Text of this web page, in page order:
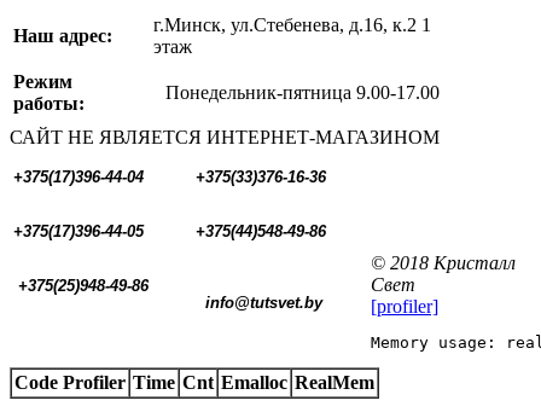
Наш адрес:
г.Минск, ул.Стебенева, д.16, к.2 1
этаж
Режим
работы:
Понедельник-пятница 9.00-17.00
САЙТ НЕ ЯВЛЯЕТСЯ ИНТЕРНЕТ-МАГАЗИНОМ
+375(17)396-44-04 +375(33)376-16-36
+375(17)396-44-05 +375(44)548-49-86
+375(25)948-49-86
  info@tutsvet.by
© 2018 Кристалл
Свет
[profiler]
Memory usage:
Code Profiler Time Cnt Emalloc RealMem